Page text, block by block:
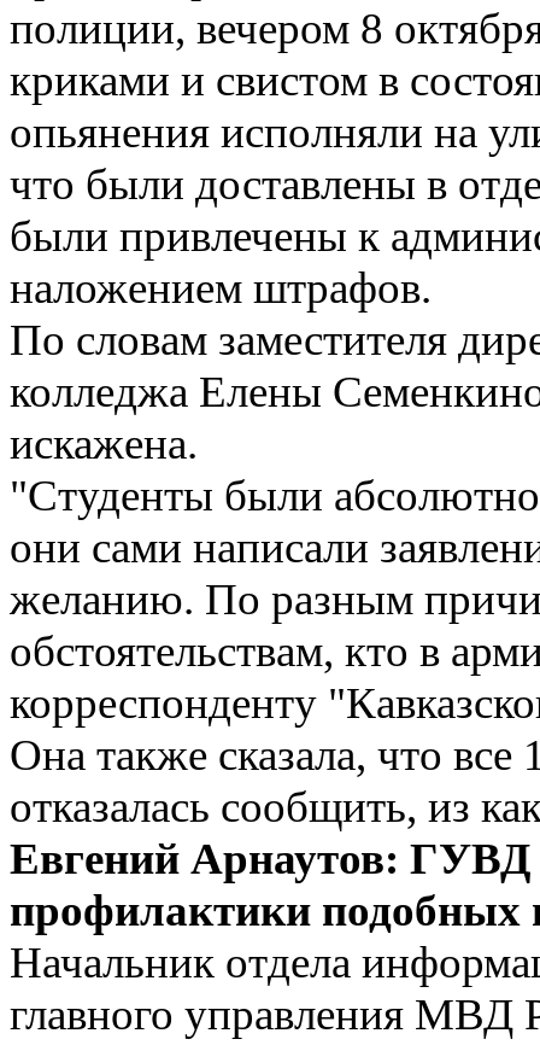
полиции, вечером 8
криками и свистом в
опьянения исполняли на
что были доставлены в
были привлечены к
наложением штрафов.
По словам заместителя
колледжа Елены
искажена.
"Студенты были
они сами написали
желанию. По разным
обстоятельствам, кто в
корреспонденту
Она также сказала, что
отказалась сообщить, из
Евгений Арнаутов:
профилактики подобных
Начальник отдела
главного управления МВД